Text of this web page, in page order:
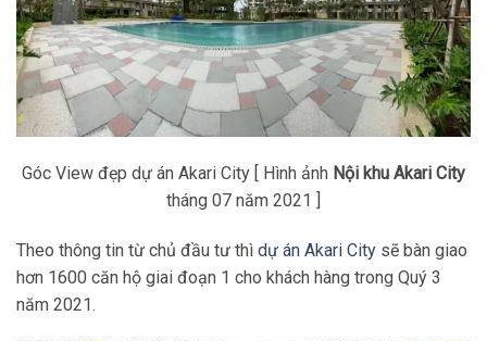
Góc View đẹp dự án Akari City [ Hình ảnh Nội khu Akari City
tháng 07 năm 2021 ]
Theo thông tin từ chủ đầu tư thì dự án Akari City sẽ bàn giao
hơn 1600 căn hộ giai đoạn 1 cho khách hàng trong Quý 3
năm 2021.